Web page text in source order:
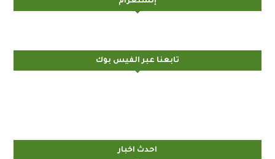
تابعنا عبر الفيس بوك
احدث اخبار